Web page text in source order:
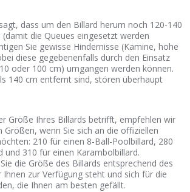
dass um den Billard herum noch 120-140
die Queues eingesetzt werden
Sie gewisse Hindernisse (Kamine, hohe
diese gegebenenfalls durch den Einsatz
oder 100 cm) umgangen werden können.
140 cm entfernt sind, stören überhaupt
Größe Ihres Billards betrifft, empfehlen wir
Größen, wenn Sie sich an die offiziellen
210 für einen 8-Ball-Poolbillard, 280
und 310 für einen Karambolbillard.
die Größe des Billards entsprechend des
Ihnen zur Verfügung steht und sich für die
die Ihnen am besten gefällt.